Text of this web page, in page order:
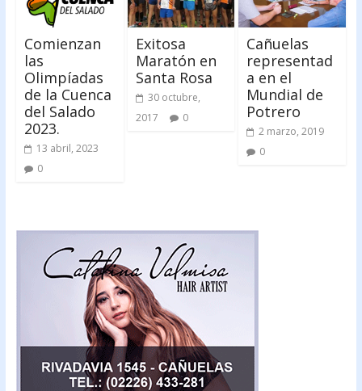
Comienzan
las
Olimpíadas
de la Cuenca
del Salado
2023.
13 abril, 2023
0
Exitosa
Maratón en
Santa Rosa
30 octubre,
2017
0
Cañuelas
representad
a en el
Mundial de
Potrero
2 marzo, 2019
0